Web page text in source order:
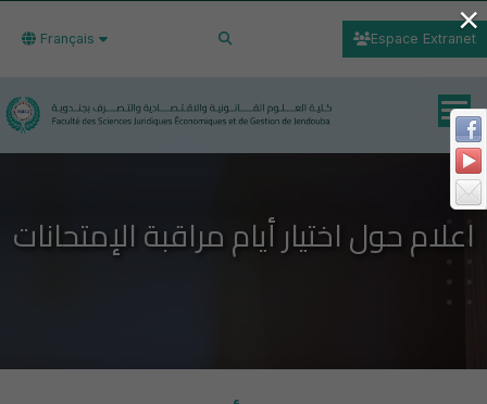
Français Espace Extranet
اعلام حول اختيار أيام مراقبة الإمتحانات
×